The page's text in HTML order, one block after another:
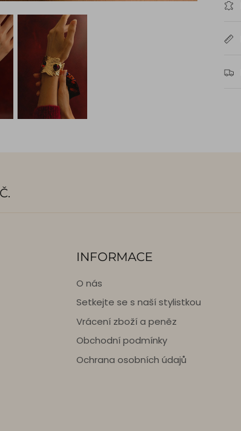
INFORMACE
O nás
Setkejte se s naší stylistkou
Vrácení zboží a peněz
Obchodní podmínky
Ochrana osobních údajů